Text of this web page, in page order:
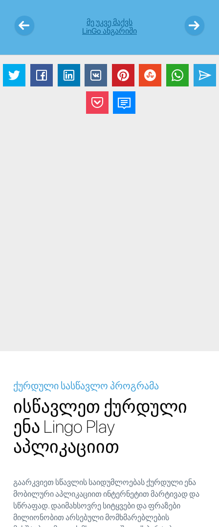
მე უკვე მაქვს
LinGo ანგარიში
ქურდული სასწავლო პროგრამა
ისწავლეთ ქურდული
ენა Lingo Play
აპლიკაციით
გაარკვიეთ სწავლის საიდუმლოებას ქურდული ენა
მობილური აპლიკაციით ინტერნეტით მარტივად და
სწრაფად. დაიმახსოვრე სიტყვები და ფრაზები
მილიონობით არსებული მომხმარებლების